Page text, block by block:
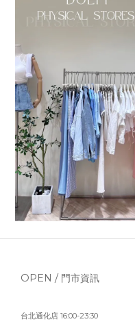
OPEN / 門市資訊
台北通化店 16:00-23:30